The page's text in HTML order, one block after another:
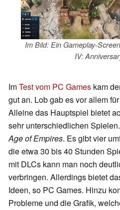
Im Bild: Ein Gameplay-
IV:
ImTest vom PC Games kam
gut an. Lob gab es vor allem
Alleine das Hauptspiel bietet
sehr unterschiedlichen
Age of Empires. Es gibt vier
die etwa 30 bis 40 Stunden
mit DLCs kann man noch
verbringen. Allerdings bietet
Ideen, so PC Games. Hinzu
Probleme und die Grafik,